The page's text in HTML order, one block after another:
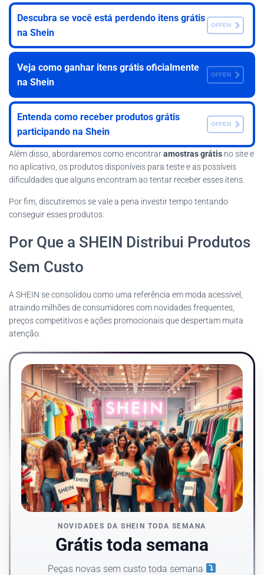
Descubra se você está perdendo itens grátis
na Shein
OFFEN
Veja como ganhar itens grátis oficialmente
na Shein
OFFEN
Entenda como receber produtos grátis
participando na Shein
OFFEN
Além disso, abordaremos como encontraramostras grátis no site e
no aplicativo, os produtos disponíveis para teste e as possíveis
dificuldades que alguns encontram ao tentar receber esses itens.
Por fim, discutiremos se vale a pena investir tempo tentando
conseguir esses produtos.
Por Que a SHEIN Distribui Produtos
Sem Custo
A SHEIN se consolidou como uma referência em moda acessível,
atraindo milhões de consumidores com novidades frequentes,
preços competitivos e ações promocionais que despertam muita
atenção.
NOVIDADES DA SHEIN TODA SEMANA
Grátis toda semana
Peças novas sem custo toda semana